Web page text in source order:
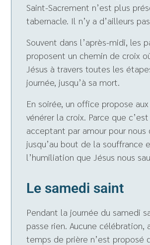
Saint-Sacrement n’est plus
tabernacle. Il n’y a d’ailleurs
Souvent dans l’après-midi, les
proposent un chemin de croix
Jésus à travers toutes les
journée, jusqu’à sa mort.
En soirée, un office propose
vénérer la croix. Parce que
acceptant par amour pour nous
jusqu’au bout de la souffrance
l’humiliation que Jésus nous
Le samedi saint
Pendant la journée du samedi
passe rien. Aucune célébration,
temps de prière n’est proposé